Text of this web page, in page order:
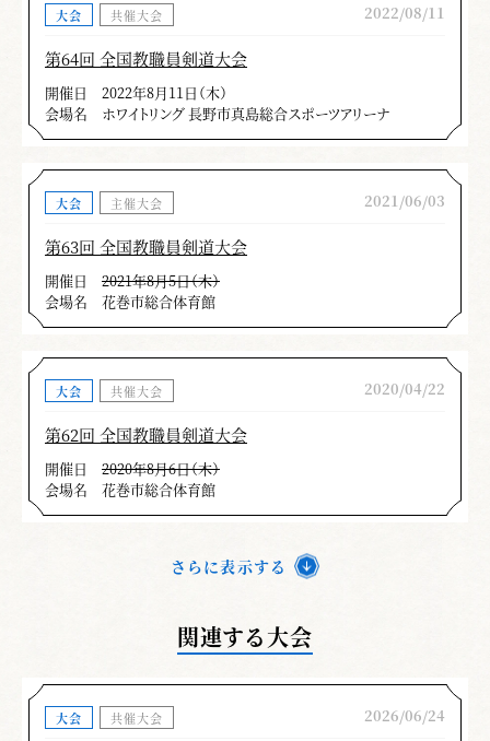
大会 共催大会 2022/08/11
第64回 全国教職員剣道大会
開催日
2022年8月11日（木）
会場名
ホワイトリング 長野市真島総合スポーツアリーナ
大会 主催大会 2021/06/03
第63回 全国教職員剣道大会
開催日
2021年8月5日（木）
会場名
花巻市総合体育館
大会 共催大会 2020/04/22
第62回 全国教職員剣道大会
開催日
2020年8月6日（木）
会場名
花巻市総合体育館
さらに表示する
関連する大会
大会 共催大会 2026/06/24